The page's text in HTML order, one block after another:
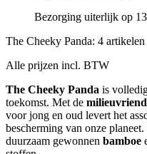
Bezorging uiterlijk op
The Cheeky Panda: 4 artikelen
Alle prijzen incl. BTW
The Cheeky Panda is
toekomst. Met de
voor jong en oud levert het
bescherming van onze
duurzaam gewonnen bamboe